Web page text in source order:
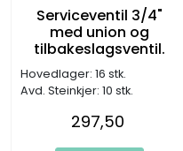
Serviceventil 3/4"
med union og
tilbakeslagsventil.
Hovedlager: 16 stk.
Avd. Steinkjer: 10 stk.
297,50